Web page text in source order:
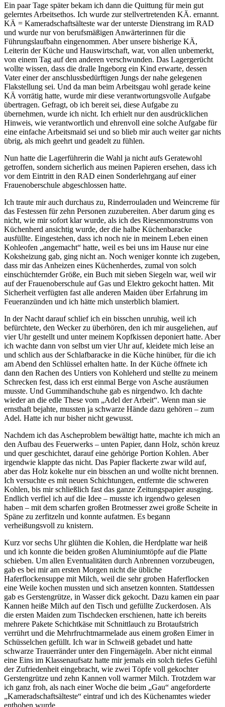
Ein paar Tage später bekam ich dann die Quittung für mein gut
gelerntes Arbeitsethos. Ich wurde zur stellvertretenden KÄ. ernannt.
KÄ = Kameradschaftsälteste war der unterste Dienstrang im RAD
und wurde nur von berufsmäßigen Anwärterinnen für die
Führungslaufbahn eingenommen. Aber unsere bisherige KÄ,
Leiterin der Küche und Hauswirtschaft, war, von allen unbemerkt,
von einem Tag auf den anderen verschwunden. Das Lagergerücht
wollte wissen, dass die dralle Ingeborg ein Kind erwarte, dessen
Vater einer der anschlussbedürftigen Jungs der nahe gelegenen
Flakstellung sei. Und da man beim Arbeitsgau wohl gerade keine
KÄ vorrätig hatte, wurde mir diese verantwortungsvolle Aufgabe
übertragen. Gefragt, ob ich bereit sei, diese Aufgabe zu
übernehmen, wurde ich nicht. Ich erhielt nur den ausdrücklichen
Hinweis, wie verantwortlich und ehrenvoll eine solche Aufgabe für
eine einfache Arbeitsmaid sei und so blieb mir auch weiter gar nichts
übrig, als mich geehrt und geadelt zu fühlen.
Nun hatte die Lagerführerin die Wahl ja nicht aufs Geratewohl
getroffen, sondern sicherlich aus meinen Papieren ersehen, dass ich
vor dem Eintritt in den RAD einen Sonderlehrgang auf einer
Frauenoberschule abgeschlossen hatte.
Ich traute mir auch durchaus zu, Rinderrouladen und Weincreme für
das Festessen für zehn Personen zuzubereiten. Aber darum ging es
nicht, wie mir sofort klar wurde, als ich des Riesenmonstrums von
Küchenherd ansichtig wurde, der die halbe Küchenbaracke
ausfüllte. Eingestehen, dass ich noch nie in meinem Leben einen
Kohleofen
angemacht
hatte, weil es bei uns im Hause nur eine
Koksheizung gab, ging nicht an. Noch weniger konnte ich zugeben,
dass mir das Anheizen eines Küchenherdes, zumal von solch
einschüchternder Größe, ein Buch mit sieben Siegeln war, weil wir
auf der Frauenoberschule auf Gas und Elektro gekocht hatten. Mit
Sicherheit verfügten fast alle anderen Maiden über Erfahrung im
Feueranzünden und ich hätte mich unsterblich blamiert.
In der Nacht darauf schlief ich ein bisschen unruhig, weil ich
befürchtete, den Wecker zu überhören, den ich mir ausgeliehen, auf
vier Uhr gestellt und unter meinem Kopfkissen deponiert hatte. Aber
ich wachte dann von selbst um vier Uhr auf, kleidete mich leise an
und schlich aus der Schlafbaracke in die Küche hinüber, für die ich
am Abend den Schlüssel erhalten hatte. In der Küche öffnete ich
dann den Rachen des Untiers von Kohleherd und stellte zu meinem
Schrecken fest, dass ich erst einmal Berge von Asche ausräumen
musste. Und Gummihandschuhe gab es nirgendwo. Ich dachte
wieder an die edle These vom
Adel der Arbeit . Wenn man sie
ernsthaft bejahte, mussten ja schwarze Hände dazu gehören – zum
Adel. Hatte ich nur bisher nicht gewusst.
Nachdem ich das Ascheproblem bewältigt hatte, machte ich mich an
den Aufbau des Feuerwerks – unten Papier, dann Holz, schön kreuz
und quer geschichtet, darauf eine gehörige Portion Kohlen. Aber
irgendwie klappte das nicht. Das Papier flackerte zwar wild auf,
aber das Holz kokelte nur ein bisschen an und wollte nicht brennen.
Ich versuchte es mit neuen Schichtungen, entfernte die schweren
Kohlen, bis mir schließlich fast das ganze Zeitungspapier ausging.
Endlich verfiel ich auf die Idee – musste ich irgendwo gelesen
haben – mit dem scharfen großen Brotmesser zwei große Scheite in
Späne zu zerfitzeln und konnte aufatmen. Es begann
verheißungsvoll zu knistern.
Kurz vor sechs Uhr glühten die Kohlen, die Herdplatte war heiß
und ich konnte die beiden großen Aluminiumtöpfe auf die Platte
schieben. Um allen Eventualitäten durch Anbrennen vorzubeugen,
gab es bei mir am ersten Morgen nicht die übliche
Haferflockensuppe mit Milch, weil die sehr groben Haferflocken
eine Weile kochen mussten und sich ansetzen konnten. Stattdessen
gab es Gerstengrütze, in Wasser dick gekocht. Dazu kamen ein paar
Kannen heiße Milch auf den Tisch und gefüllte Zuckerdosen. Als
die ersten Maiden zum Tischdecken erschienen, hatte ich bereits
mehrere Pakete Schichtkäse mit Schnittlauch zu Brotaufstrich
verrührt und die Mehrfruchtmarmelade aus einem großen Eimer in
Schüsselchen gefüllt. Ich war in Schweiß gebadet und hatte
schwarze Trauerränder unter den Fingernägeln. Aber nicht einmal
eine Eins im Klassenaufsatz hatte mir jemals ein solch tiefes Gefühl
der Zufriedenheit eingebracht, wie zwei Töpfe voll gekochter
Gerstengrütze und zehn Kannen voll warmer Milch. Trotzdem war
ich ganz froh, als nach einer Woche die beim
Gau
angeforderte
Kameradschaftsälteste
eintraf und ich des Küchenamtes wieder
enthoben wurde.